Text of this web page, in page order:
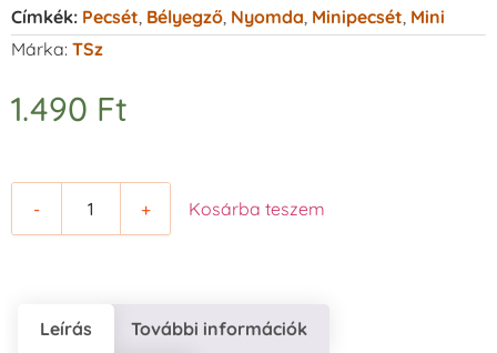
Címkék: Pecsét Bélyegző Nyomda Minipecsét Mini
Márka: TSz
1.490 Ft
- + Kosárba teszem
Leírás További információk